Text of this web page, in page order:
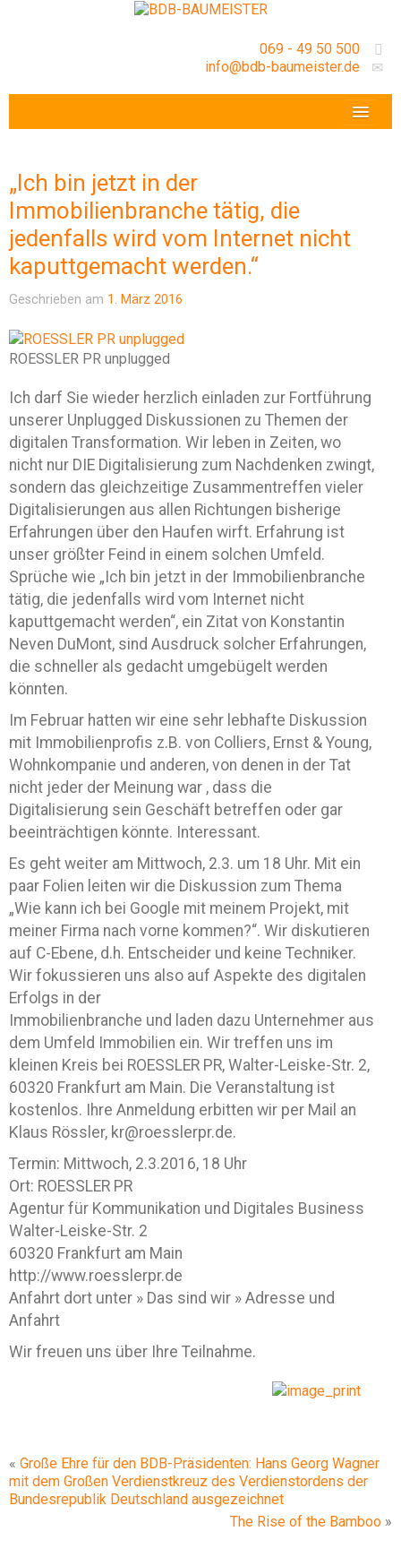
069 - 49 50 500
info@bdb-baumeister.de
GESCHÄFTSSTELLE
„Ich bin jetzt in der
Immobilienbranche tätig, die
jedenfalls wird vom Internet nicht
kaputtgemacht werden.“
Geschrieben am 1. März 2016
ROESSLER PR unplugged
Ich darf Sie wieder herzlich einladen zur Fortführung
unserer Unplugged Diskussionen zu Themen der
digitalen Transformation. Wir leben in Zeiten, wo
nicht nur DIE Digitalisierung zum Nachdenken zwingt,
sondern das gleichzeitige Zusammentreffen vieler
Digitalisierungen aus allen Richtungen bisherige
Erfahrungen über den Haufen wirft. Erfahrung ist
unser größter Feind in einem solchen Umfeld.
Sprüche wie „Ich bin jetzt in der Immobilienbranche
tätig, die jedenfalls wird vom Internet nicht
kaputtgemacht werden“, ein Zitat von Konstantin
Neven DuMont, sind Ausdruck solcher Erfahrungen,
die schneller als gedacht umgebügelt werden
könnten.
Im Februar hatten wir eine sehr lebhafte Diskussion
mit Immobilienprofis z.B. von Colliers, Ernst & Young,
Wohnkompanie und anderen, von denen in der Tat
nicht jeder der Meinung war , dass die
Digitalisierung sein Geschäft betreffen oder gar
beeinträchtigen könnte. Interessant.
Es geht weiter am Mittwoch, 2.3. um 18 Uhr. Mit ein
paar Folien leiten wir die Diskussion zum Thema
„Wie kann ich bei Google mit meinem Projekt, mit
meiner Firma nach vorne kommen?“. Wir diskutieren
auf C-Ebene, d.h. Entscheider und keine Techniker.
Wir fokussieren uns also auf Aspekte des digitalen
Erfolgs in der
Immobilienbranche und laden dazu Unternehmer aus
dem Umfeld Immobilien ein. Wir treffen uns im
kleinen Kreis bei ROESSLER PR, Walter-Leiske-Str. 2,
60320 Frankfurt am Main. Die Veranstaltung ist
kostenlos. Ihre Anmeldung erbitten wir per Mail an
Klaus Rössler, kr@roesslerpr.de.
Termin: Mittwoch, 2.3.2016, 18 Uhr
Ort: ROESSLER PR
Agentur für Kommunikation und Digitales Business
Walter-Leiske-Str. 2
60320 Frankfurt am Main
http://www.roesslerpr.de
Anfahrt dort unter » Das sind wir » Adresse und
Anfahrt
Wir freuen uns über Ihre Teilnahme.
« Große Ehre für den BDB-Präsidenten: Hans Georg Wagner
mit dem Großen Verdienstkreuz des Verdienstordens der
Bundesrepublik Deutschland ausgezeichnet
The Rise of the Bamboo »